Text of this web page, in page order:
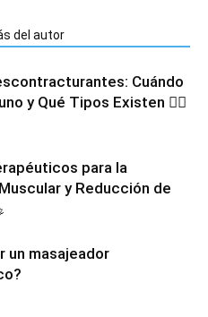
del autor
Cuándo
y Qué Tipos Existen 💆‍♂️
para la
y Reducción de
un masajeador